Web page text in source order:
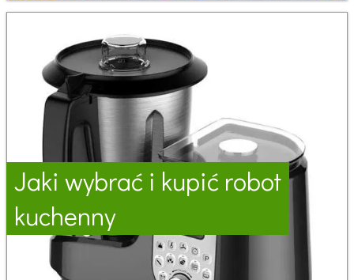
Jaki wybrać i kupić robot
kuchenny